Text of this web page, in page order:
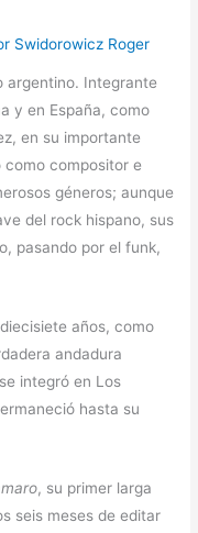
Swidorowicz Roger
argentino. Integrante
y en España, como
en su importante
compositor e
géneros; aunque
del rock hispano, sus
pasando por el funk,
años, como
andadura
integró en Los
hasta su
, su primer larga
seis meses de editar